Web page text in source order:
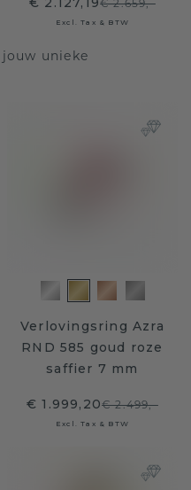
€ 2.659,-
Excl. Tax & BTW
unieke
Verlovingsring Azra
RND 585 goud roze
saffier 7 mm
€ 1.999,20€ 2.499,-
Excl. Tax & BTW